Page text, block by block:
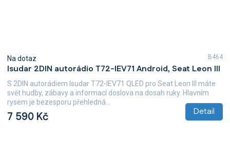
Isudar 2DIN autorádio T72-IEV71 Android, Seat Leon III
Na dotaz
7 590 Kč Detail
S 2DIN autorádiem Isudar T72-IEV71 QLED pro Seat Leon III máte
svět hudby, zábavy a informací doslova na dosah ruky. Hlavním
rysem je bezesporu přehledná...
B464